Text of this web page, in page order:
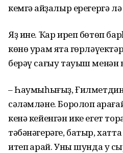
кемгə ҡайҙалыр ерегергə
Яҙ ине. Ҡар иреп бɵтɵп
кɵнɵ урам яҡта
берəү сағыу тауыш менəн
– Һаумыһығыҙ,
сəлəмлəне. Боролоп
кенə кейенгəн ике егет
тəбəнəгерəге, батыр,
итеп ҡарай. Уны шунда уҡ